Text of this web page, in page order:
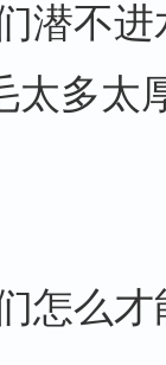
潜不
太多太
么才